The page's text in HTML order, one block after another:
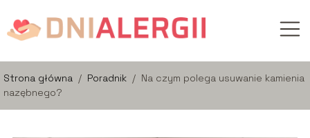
Strona główna / Poradnik / Na czym polega usuwanie kamienia
nazębnego?